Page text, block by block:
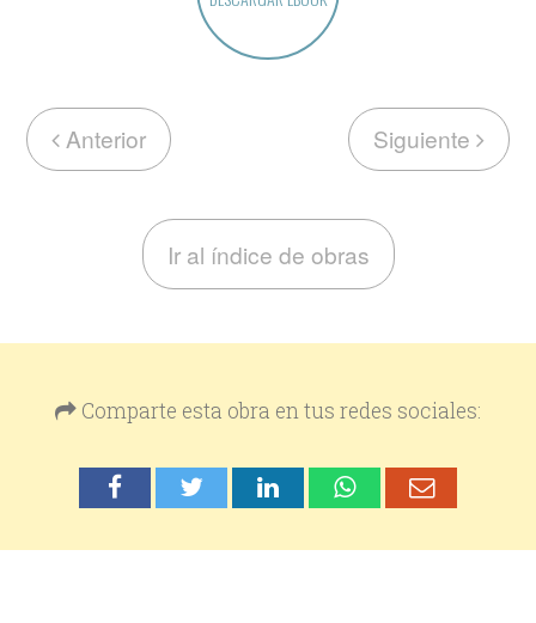
Anterior Siguiente
Ir al índice de obras
Comparte esta obra en tus redes sociales: